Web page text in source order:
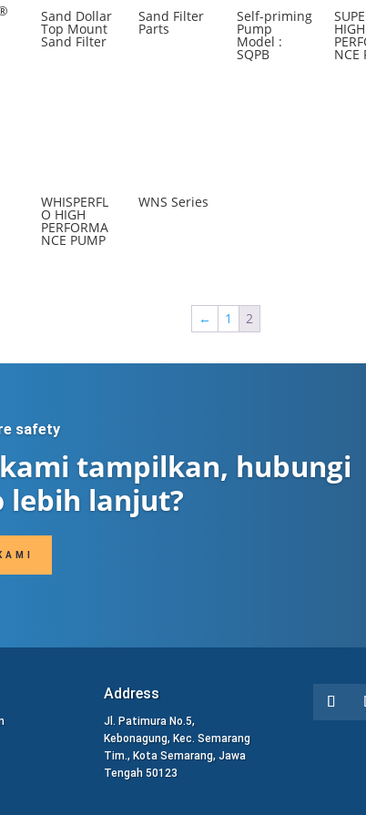
Sand Dollar
Top Mount
Sand Filter
Sand Filter
Parts
Self-priming
Pump
Model :
SQPB
HIGH
NCE
WHISPERFL
O HIGH
PERFORMA
NCE PUMP
WNS Series
← 1 2
safety
tampilkan, hubungi
lanjut?
Address
Jl. Patimura No.5,
Kebonagung, Kec. Semarang
Tim., Kota Semarang, Jawa
Tengah 50123